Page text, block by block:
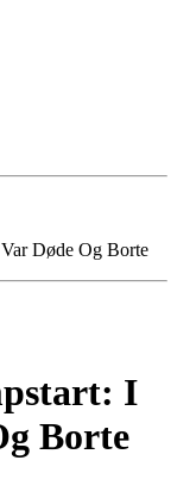
Døde Og Borte
I
Borte